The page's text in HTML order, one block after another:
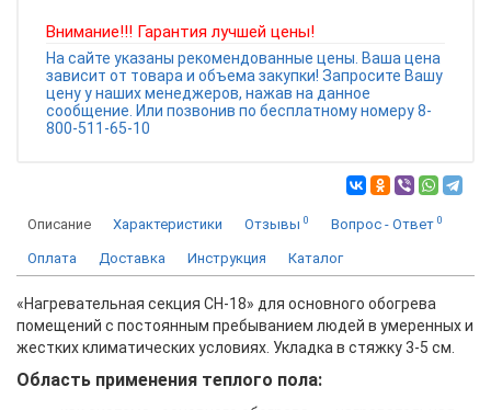
Внимание!!! Гарантия лучшей цены!
На сайте указаны рекомендованные цены. Ваша цена
зависит от товара и объема закупки! Запросите Вашу
цену у наших менеджеров, нажав на данное
сообщение. Или позвонив по бесплатному номеру 8-
800-511-65-10
Описание Характеристики Отзывы 0 Вопрос - Ответ 0
Оплата Доставка Инструкция Каталог
«Нагревательная секция СН-18» для основного обогрева
помещений с постоянным пребыванием людей в умеренных и
жестких климатических условиях. Укладка в стяжку 3-5 см.
Область применения теплого пола: